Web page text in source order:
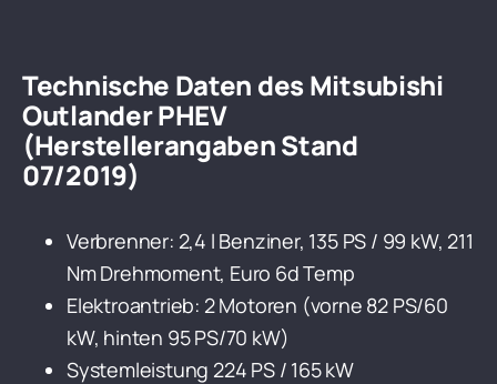
Technische Daten des Mitsubishi
Outlander PHEV
(Herstellerangaben Stand
07/2019)
Verbrenner: 2,4 l Benziner, 135 PS / 99 kW, 211
Nm Drehmoment, Euro 6d Temp
Elektroantrieb: 2 Motoren (vorne 82 PS/60
kW, hinten 95 PS/70 kW)
Systemleistung 224 PS / 165 kW